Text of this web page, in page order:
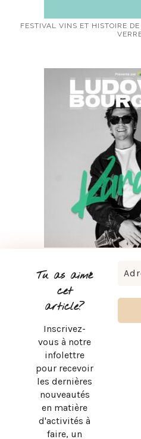
Tu as aimé
cet
article?
Inscrivez-
vous à notre
infolettre
pour recevoir
les dernières
nouveautés
en matière
d'activités à
faire, un
FESTIVAL VINS ET HISTOIRE